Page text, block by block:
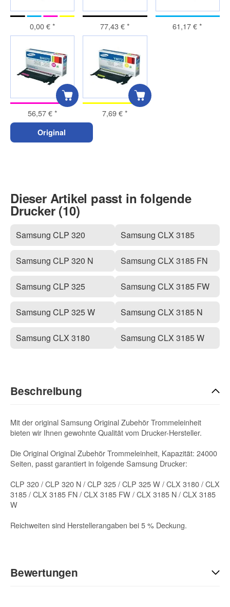
0,00 €* 77,43 €* 61,17 €*
56,57 €* 7,69 €*
Original
Dieser Artikel passt in folgende
Drucker (10)
Samsung CLP 320
Samsung CLP 320 N
Samsung CLP 325
Samsung CLP 325 W
Samsung CLX 3180
Samsung CLX 3185
Samsung CLX 3185 FN
Samsung CLX 3185 FW
Samsung CLX 3185 N
Samsung CLX 3185 W
Beschreibung
Mit der original Samsung Original Zubehör Trommeleinheit
bieten wir Ihnen gewohnte Qualität vom Drucker-Hersteller.
Die Original Original Zubehör Trommeleinheit, Kapazität: 24000
Seiten, passt garantiert in folgende Samsung Drucker:
CLP 320 / CLP 320 N / CLP 325 / CLP 325 W / CLX 3180 / CLX
3185 / CLX 3185 FN / CLX 3185 FW / CLX 3185 N / CLX 3185
W
Reichweiten sind Herstellerangaben bei 5 % Deckung.
Bewertungen